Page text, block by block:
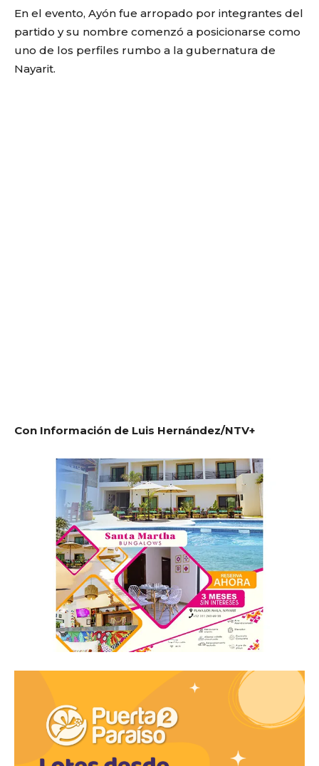
En el evento, Ayón fue arropado por integrantes del
partido y su nombre comenzó a posicionarse como
uno de los perfiles rumbo a la gubernatura de
Nayarit.
Con Información de Luis Hernández/NTV+